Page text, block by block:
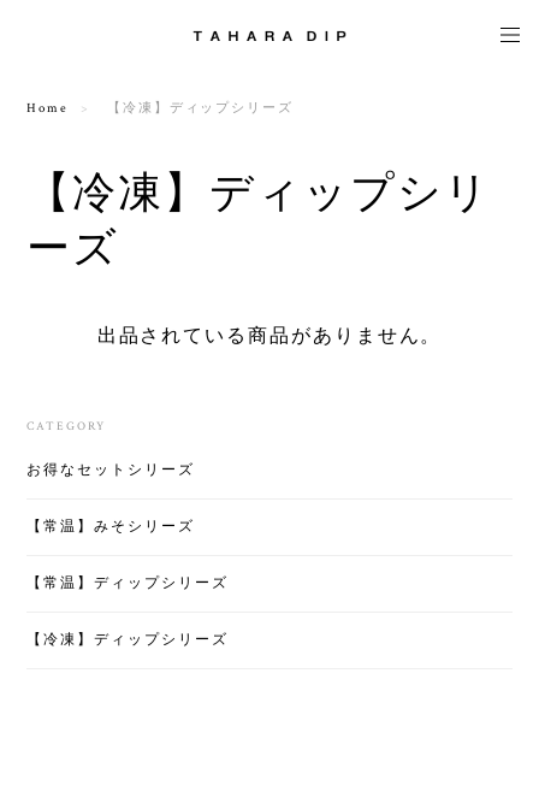
Home 【冷凍】ディップシリーズ
【冷凍】ディップシリ
ーズ
出品されている商品がありません。
CATEGORY
お得なセットシリーズ
【常温】みそシリーズ
【常温】ディップシリーズ
【冷凍】ディップシリーズ